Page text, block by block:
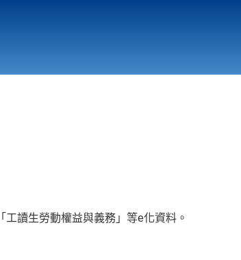
讀生勞動權益與義務」等e化資料。